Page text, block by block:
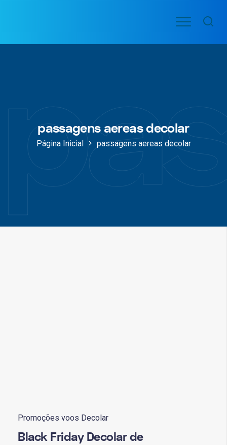
conteúdo
VOO
AÉREAS
Menu
passagens aereas decolar
Página Inicial passagens aereas decolar
Promoções voos Decolar
Black Friday Decolar de